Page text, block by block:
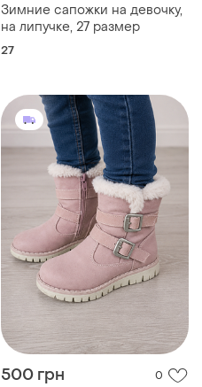
Зимние сапожки на девочку,
на липучке, 27 размер
27
500 грн 0